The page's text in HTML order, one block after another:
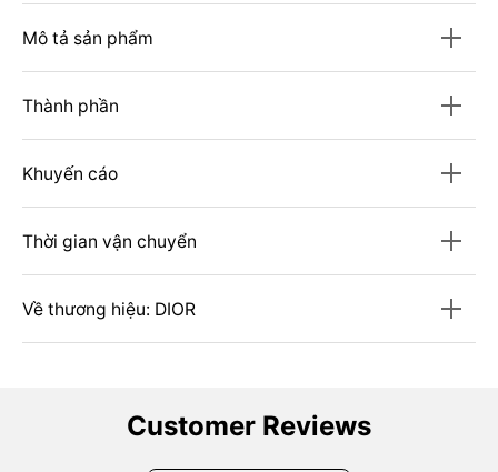
Mô tả sản phẩm
Thành phần
Khuyến cáo
Thời gian vận chuyển
Về thương hiệu: DIOR
Customer Reviews